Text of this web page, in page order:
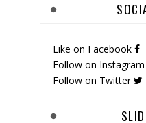
Like on Facebook
Follow on Instagram
Follow on Twitter